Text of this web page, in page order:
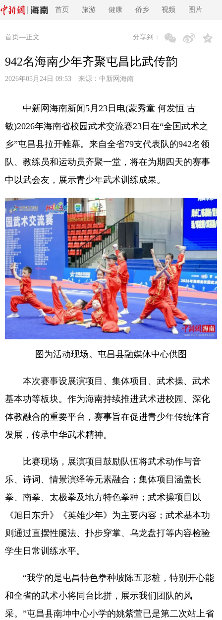
首页 旅游 健康 侨乡 视频 图片
首页 —正文 分享到：
942名海南少年齐聚屯昌比武传韵
2026年05月24日 09:53 来源： 中新网海南
中新网海南新闻5月23日电(蒙秀童 何发恒 古
敏)2026年海南省校园武术交流赛23日在“全国武术之
乡”屯昌县拉开帷幕。来自全省79支代表队的942名领
队、教练员和运动员齐聚一堂，将在为期四天的赛事
中以武会友，展示青少年武术训练成果。
图为活动现场。屯昌县融媒体中心供图
本次赛事设展演项目、集体项目、武术操、武术
基本功等板块。作为海南持续推进武术进校园、深化
体教融合的重要平台，赛事旨在促进青少年传统体育
发展，传承中华武术精神。
比赛现场，展演项目鼓励队伍将武术动作与音
乐、诗词、情景演绎等元素融合；集体项目涵盖长
拳、南拳、太极拳及地方特色拳种；武术操项目以
《旭日东升》《英雄少年》为主要内容；武术基本功
则通过直摆性腿法、扑步穿掌、乌龙盘打等内容检验
学生日常训练水平。
“我学的是屯昌特色拳种坡陈五形桩，特别开心能
和全省的武术小将同台比拼，展示我们团队的风
采。”屯昌县南坤中心小学的姚紫萱已是第二次站上省